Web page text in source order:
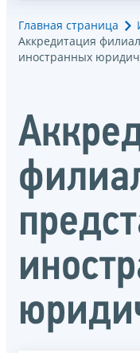
Главная страница
Аккредитация
иностранных